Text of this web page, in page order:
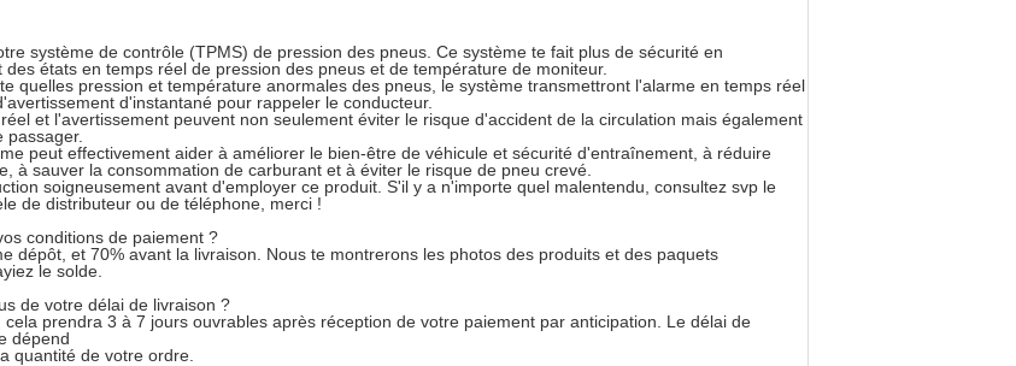
système de contrôle (TPMS) de pression des pneus. Ce système te fait plus de sécurité en
des états en temps réel de pression des pneus et de température de moniteur.
quelles pression et température anormales des pneus, le système transmettront l'alarme en temps réel
d'instantané pour rappeler le conducteur.
et l'avertissement peuvent non seulement éviter le risque d'accident de la circulation mais également
passager.
peut effectivement aider à améliorer le bien-être de véhicule et sécurité d'entraînement, à réduire
à sauver la consommation de carburant et à éviter le risque de pneu crevé.
soigneusement avant d'employer ce produit. S'il y a n'importe quel malentendu, consultez svp le
de distributeur ou de téléphone, merci !
conditions de paiement ?
dépôt, et 70% avant la livraison. Nous te montrerons les photos des produits et des paquets
le solde.
de votre délai de livraison ?
cela prendra 3 à 7 jours ouvrables après réception de votre paiement par anticipation. Le délai de
dépend
quantité de votre ordre.